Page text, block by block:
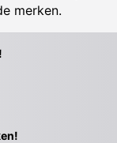
merken.